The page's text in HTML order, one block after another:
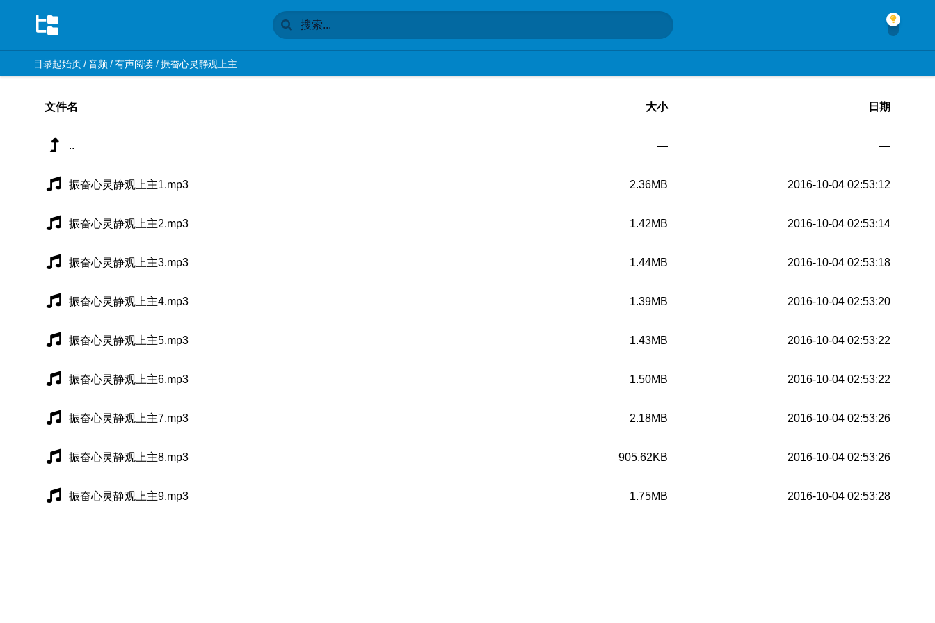
目录起始页/音频/有声阅读 /振奋心灵静观上主
文件名 大小 日期
.. — —
振奋心灵静观上主1.mp3 2.36MB 2016-10-04 02:53:12
振奋心灵静观上主2.mp3 1.42MB 2016-10-04 02:53:14
振奋心灵静观上主3.mp3 1.44MB 2016-10-04 02:53:18
振奋心灵静观上主4.mp3 1.39MB 2016-10-04 02:53:20
振奋心灵静观上主5.mp3 1.43MB 2016-10-04 02:53:22
振奋心灵静观上主6.mp3 1.50MB 2016-10-04 02:53:22
振奋心灵静观上主7.mp3 2.18MB 2016-10-04 02:53:26
振奋心灵静观上主8.mp3 905.62KB 2016-10-04 02:53:26
振奋心灵静观上主9.mp3 1.75MB 2016-10-04 02:53:28